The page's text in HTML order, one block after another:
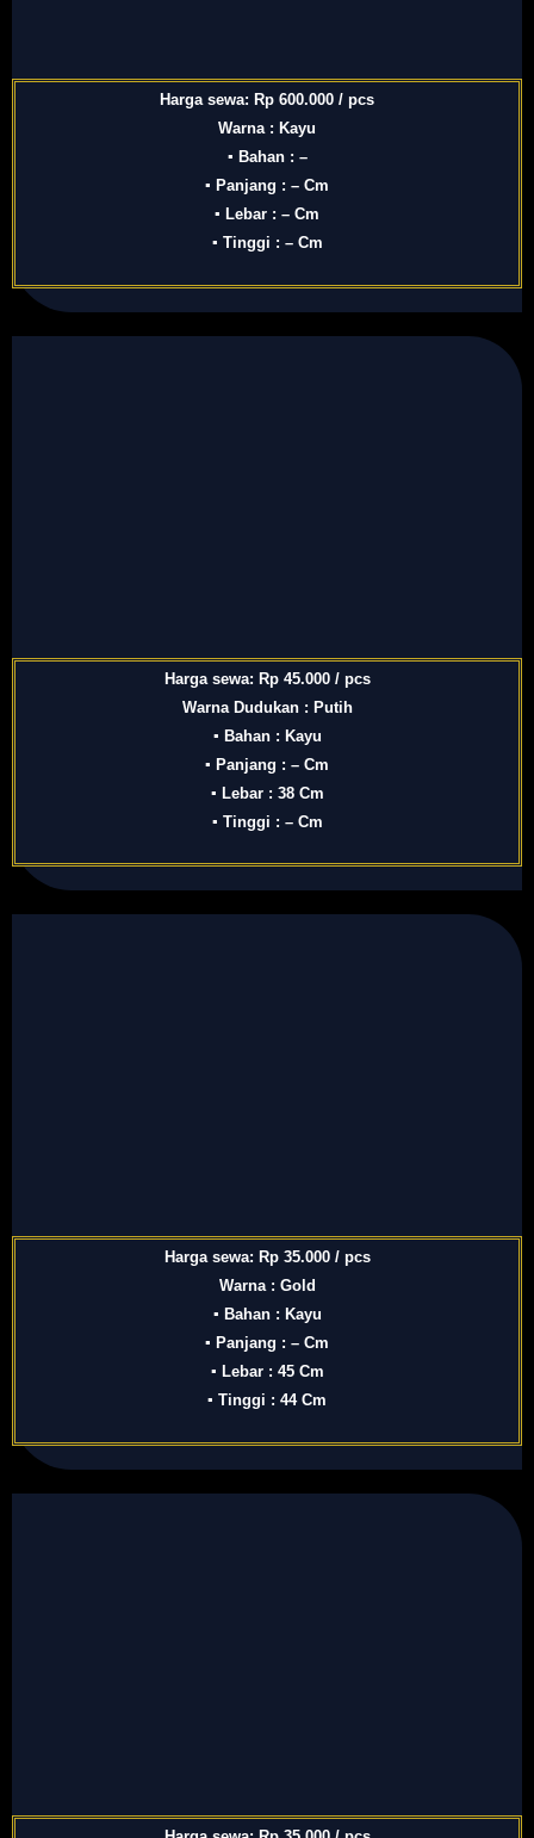
Harga sewa: Rp 600.000 / pcs
Warna : Kayu
▪ Bahan : –
▪ Panjang : – Cm
▪ Lebar : – Cm
▪ Tinggi : – Cm
Harga sewa: Rp 45.000 / pcs
Warna Dudukan : Putih
▪ Bahan : Kayu
▪ Panjang : – Cm
▪ Lebar : 38 Cm
▪ Tinggi : – Cm
Harga sewa: Rp 35.000 / pcs
Warna : Gold
▪ Bahan : Kayu
▪ Panjang : – Cm
▪ Lebar : 45 Cm
▪ Tinggi : 44 Cm